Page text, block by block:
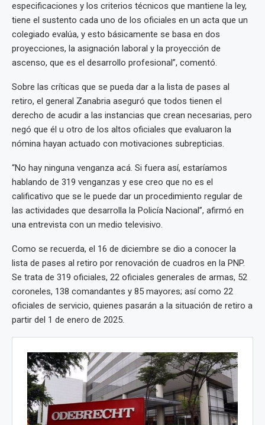
especificaciones y los criterios técnicos que mantiene la ley,
tiene el sustento cada uno de los oficiales en un acta que un
colegiado evalúa, y esto básicamente se basa en dos
proyecciones, la asignación laboral y la proyección de
ascenso, que es el desarrollo profesional”, comentó.
Sobre las críticas que se pueda dar a la lista de pases al
retiro, el general Zanabria aseguró que todos tienen el
derecho de acudir a las instancias que crean necesarias, pero
negó que él u otro de los altos oficiales que evaluaron la
nómina hayan actuado con motivaciones subrepticias.
“No hay ninguna venganza acá. Si fuera así, estaríamos
hablando de 319 venganzas y ese creo que no es el
calificativo que se le puede dar un procedimiento regular de
las actividades que desarrolla la Policía Nacional”, afirmó en
una entrevista con un medio televisivo.
Como se recuerda, el 16 de diciembre se dio a conocer la
lista de pases al retiro por renovación de cuadros en la PNP.
Se trata de 319 oficiales, 22 oficiales generales de armas, 52
coroneles, 138 comandantes y 85 mayores; así como 22
oficiales de servicio, quienes pasarán a la situación de retiro a
partir del 1 de enero de 2025.